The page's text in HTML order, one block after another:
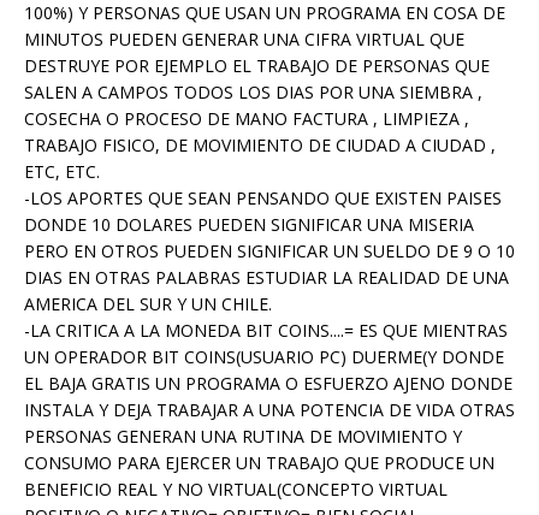
100%) Y PERSONAS QUE USAN UN PROGRAMA EN COSA DE
MINUTOS PUEDEN GENERAR UNA CIFRA VIRTUAL QUE
DESTRUYE POR EJEMPLO EL TRABAJO DE PERSONAS QUE
SALEN A CAMPOS TODOS LOS DIAS POR UNA SIEMBRA ,
COSECHA O PROCESO DE MANO FACTURA , LIMPIEZA ,
TRABAJO FISICO, DE MOVIMIENTO DE CIUDAD A CIUDAD ,
ETC, ETC.
-LOS APORTES QUE SEAN PENSANDO QUE EXISTEN PAISES
DONDE 10 DOLARES PUEDEN SIGNIFICAR UNA MISERIA
PERO EN OTROS PUEDEN SIGNIFICAR UN SUELDO DE 9 O 10
DIAS EN OTRAS PALABRAS ESTUDIAR LA REALIDAD DE UNA
AMERICA DEL SUR Y UN CHILE.
-LA CRITICA A LA MONEDA BIT COINS....= ES QUE MIENTRAS
UN OPERADOR BIT COINS(USUARIO PC) DUERME(Y DONDE
EL BAJA GRATIS UN PROGRAMA O ESFUERZO AJENO DONDE
INSTALA Y DEJA TRABAJAR A UNA POTENCIA DE VIDA OTRAS
PERSONAS GENERAN UNA RUTINA DE MOVIMIENTO Y
CONSUMO PARA EJERCER UN TRABAJO QUE PRODUCE UN
BENEFICIO REAL Y NO VIRTUAL(CONCEPTO VIRTUAL